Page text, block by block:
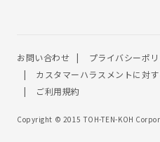
お問い合わせ
プライバシーポ
カスタマーハラスメントに対
ご利用規約
Copyright © 2015 TOH-TEN-KOH